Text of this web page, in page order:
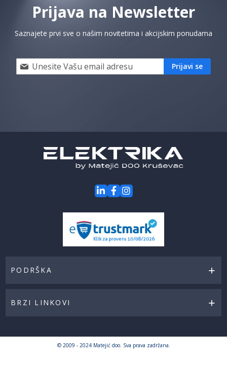
Prijava na Newsletter
Saznajete prvi sve o našim novitetima i akcijskim ponudama
Prijavi
se
akcije
Prijavi se
PODRŠKA
BRZI LINKOVI
© 2009 - 2024 Matejić doo. Sva prava zadržana.